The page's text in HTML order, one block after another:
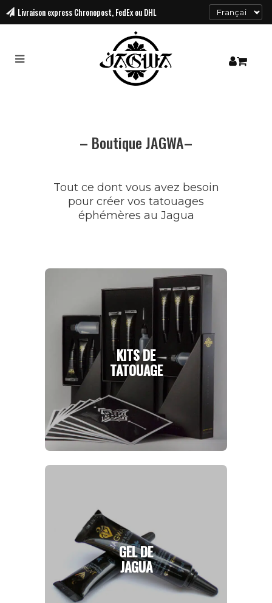
Livraison express Chronopost, FedEx ou DHL
– Boutique JAGWA–
Tout ce dont vous avez besoin
pour créer vos tatouages
éphémères au Jagua
KITS DE
TATOUAGE
GEL DE
JAGUA